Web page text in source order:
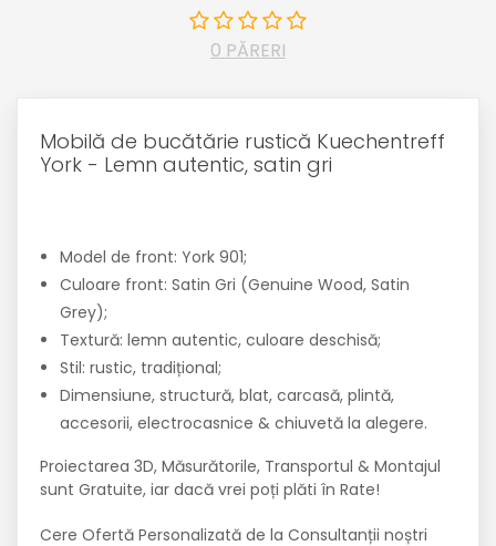
0 PĂRERI
Mobilă de bucătărie rustică Kuechentreff
York - Lemn autentic, satin gri
Model de front: York 901;
Culoare front: Satin Gri (Genuine Wood, Satin
Grey);
Textură: lemn autentic, culoare deschisă;
Stil: rustic, tradițional;
Dimensiune, structură, blat, carcasă, plintă,
accesorii, electrocasnice & chiuvetă la alegere.
Proiectarea 3D, Măsurătorile, Transportul & Montajul
sunt Gratuite, iar dacă vrei poți plăti în Rate!
Cere Ofertă Personalizată de la Consultanții noștri